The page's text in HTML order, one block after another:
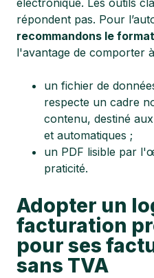
répondent pas. Pour
recommandons le
l'avantage de comporter
un fichier de
respecte un cadre
contenu, destiné
et automatiques ;
un PDF lisible par
praticité.
Adopter un
facturation
pour ses
sans TVA